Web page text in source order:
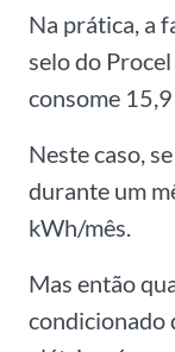
Na prática, a
selo do
consome
Neste caso,
durante um
kWh/mês.
Mas então
condicionado